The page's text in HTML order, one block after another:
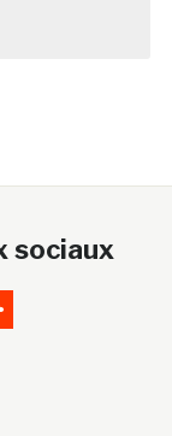
sociaux